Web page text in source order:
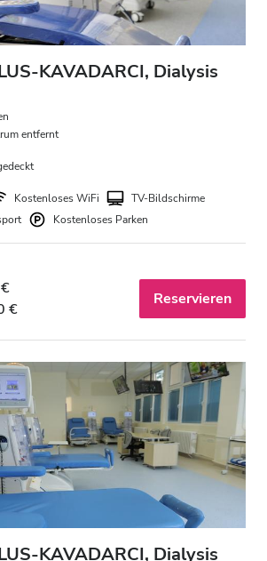
KAVADARCI, Dialysis
entfernt
Kostenloses WiFi
TV-Bildschirme
Kostenloses Parken
€
Reservieren
KAVADARCI, Dialysis